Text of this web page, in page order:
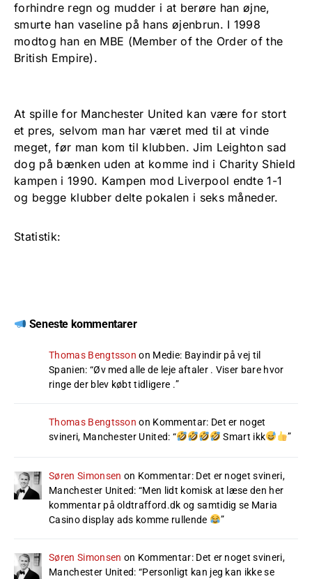
forhindre regn og mudder i at berøre han øjne,
smurte han vaseline på hans øjenbrun. I 1998
modtog han en MBE (Member of the Order of the
British Empire).
At spille for Manchester United kan være for stort
et pres, selvom man har været med til at vinde
meget, før man kom til klubben. Jim Leighton sad
dog på bænken uden at komme ind i Charity Shield
kampen i 1990. Kampen mod Liverpool endte 1-1
og begge klubber delte pokalen i seks måneder.
Statistik:
Seneste kommentarer
Thomas Bengtsson on Medie: Bayindir på vej til
Spanien: “Øv med alle de leje aftaler . Viser bare hvor
ringe der blev købt tidligere .”
Thomas Bengtsson on Kommentar: Det er noget
svineri, Manchester United: “ Smart ikk ”
Søren Simonsen on Kommentar: Det er noget svineri,
Manchester United: “Men lidt komisk at læse den her
kommentar på oldtrafford.dk og samtidig se Maria
Casino display ads komme rullende
”
Søren Simonsen on Kommentar: Det er noget svineri,
Manchester United: “Personligt kan jeg kan ikke se